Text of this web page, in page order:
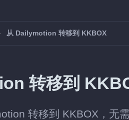
从 Dailymotion 转移到 KKBOX
转移到
转移到 KKBOX，无需